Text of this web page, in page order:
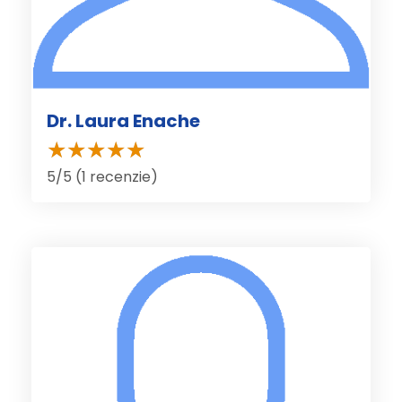
Dr. Laura Enache
5/5 (1 recenzie)